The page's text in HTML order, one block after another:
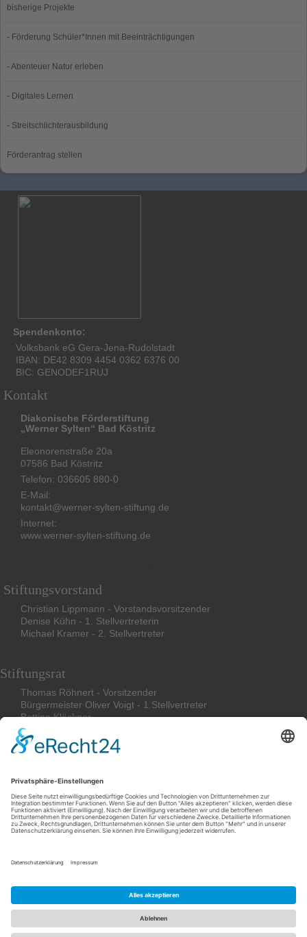
bisherige Projekte
- Förderung Schüler*Innen mit Beeinträchtigungen
- Abenteuer Natur erleben
- Digitales Lernen
- Streitschlichterausbildung
Förderantrag stellen
Spendenkonto:
Volksbank eG Gera-Jena-Rudolstadt
IBAN: DE42 8309 4454 0362 6376 00
BIC: GENODEF1RUJ
Kontakt
Diakonische Förderstiftung
„Werner Sylten“ Bad Köstritz
Eleonorenstraße 20a
07586 Bad Köstritz
Telefon: 036605 880-0
E-Mail:
kontakt@werner-sylten-stiftung.de
Internet:
www.werner-sylten-stiftung.de
Stiftungsvorstand
Christian Lippmann - Vorstandsvorsitzender
Denise Kühn - 1. Stellvertreterin
Michael Kramer - 2. Stellvertreter
Stiftungsrat
Thomas Röhnert - Vorsitzender
Bürgermeister Oliver Voigt - 1.Stellvertreter
BettinaKlöckner
Friederike Böcher
Stephan Magirius
Impressum
Datenschutzerklärung